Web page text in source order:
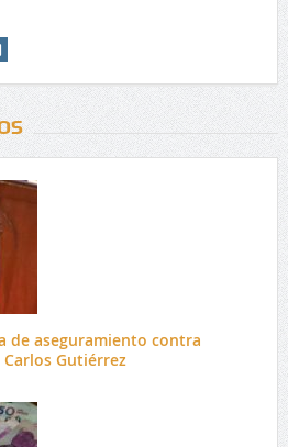
de aseguramiento contra
Gutiérrez